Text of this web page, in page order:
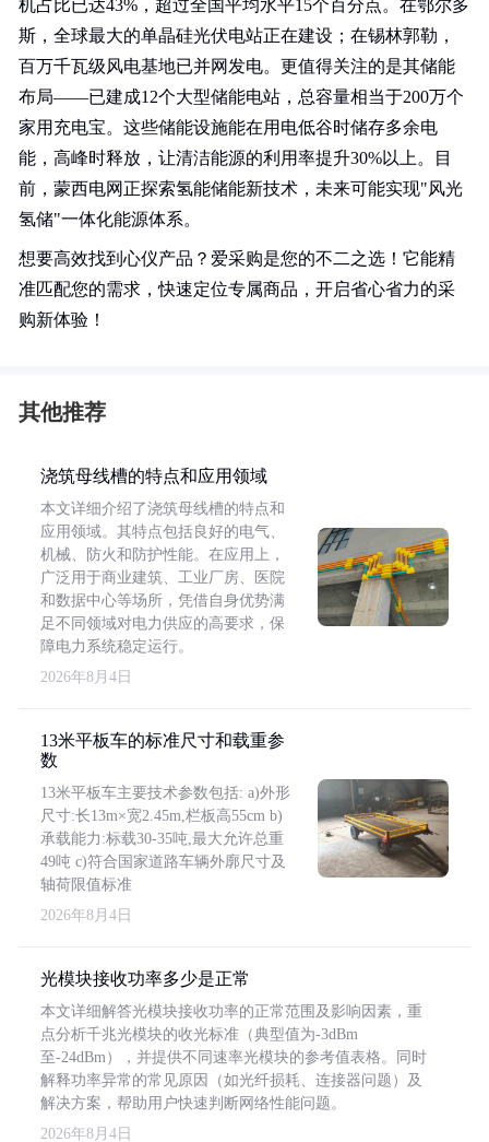
机占比已达43%，超过全国平均水平15个百分点。在鄂尔多
斯，全球最大的单晶硅光伏电站正在建设；在锡林郭勒，
百万千瓦级风电基地已并网发电。更值得关注的是其储能
布局——已建成12个大型储能电站，总容量相当于200万个
家用充电宝。这些储能设施能在用电低谷时储存多余电
能，高峰时释放，让清洁能源的利用率提升30%以上。目
前，蒙西电网正探索氢能储能新技术，未来可能实现"风光
氢储"一体化能源体系。
想要高效找到心仪产品？爱采购是您的不二之选！它能精
准匹配您的需求，快速定位专属商品，开启省心省力的采
购新体验！
其他推荐
浇筑母线槽的特点和应用领域
本文详细介绍了浇筑母线槽的特点和
应用领域。其特点包括良好的电气、
机械、防火和防护性能。在应用上，
广泛用于商业建筑、工业厂房、医院
和数据中心等场所，凭借自身优势满
足不同领域对电力供应的高要求，保
障电力系统稳定运行。
2026年8月4日
13米平板车的标准尺寸和载重参
数
13米平板车主要技术参数包括: a)外形
尺寸:长13m×宽2.45m,栏板高55cm b)
承载能力:标载30-35吨,最大允许总重
49吨 c)符合国家道路车辆外廓尺寸及
轴荷限值标准
2026年8月4日
光模块接收功率多少是正常
本文详细解答光模块接收功率的正常范围及影响因素，重
点分析千兆光模块的收光标准（典型值为-3dBm
至-24dBm），并提供不同速率光模块的参考值表格。同时
解释功率异常的常见原因（如光纤损耗、连接器问题）及
解决方案，帮助用户快速判断网络性能问题。
2026年8月4日